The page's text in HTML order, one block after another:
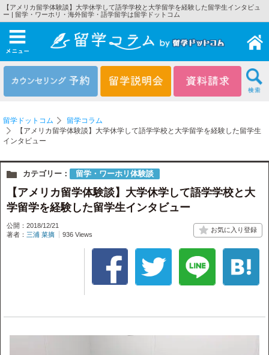
【アメリカ留学体験談】大学休学して語学学校と大学留学を経験した留学生インタビュ
ー | 留学・ワーホリ・海外留学・語学留学は留学ドットコム
メニュー
留学ドットコム
留学コラム
【アメリカ留学体験談】大学休学して語学学校と大学留学を経験した留学生
インタビュー
カテゴリー： 留学・ワーホリ体験談
【アメリカ留学体験談】大学休学して語学学校と大
学留学を経験した留学生インタビュー
公開：2018/12/21
著者： 三浦 菜摘 936 Views